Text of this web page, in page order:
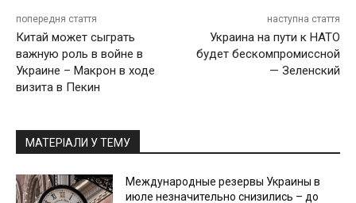
попередня стаття
Китай может сыграть
важную роль в войне в
Украине – Макрон в ходе
визита в Пекин
наступна стаття
Украина на пути к НАТО
будет бескомпромиссной
— Зеленский
МАТЕРІАЛИ У ТЕМУ
Международные резервы Украины в
июле незначительно снизились – до